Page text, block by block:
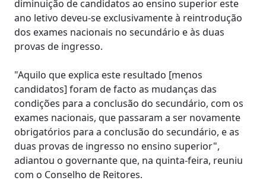
diminuição de candidatos ao ensino superior este
ano letivo deveu-se exclusivamente à reintrodução
dos exames nacionais no secundário e às duas
provas de ingresso.
"Aquilo que explica este resultado [menos
candidatos] foram de facto as mudanças das
condições para a conclusão do secundário, com os
exames nacionais, que passaram a ser novamente
obrigatórios para a conclusão do secundário, e as
duas provas de ingresso no ensino superior",
adiantou o governante que, na quinta-feira, reuniu
com o Conselho de Reitores.